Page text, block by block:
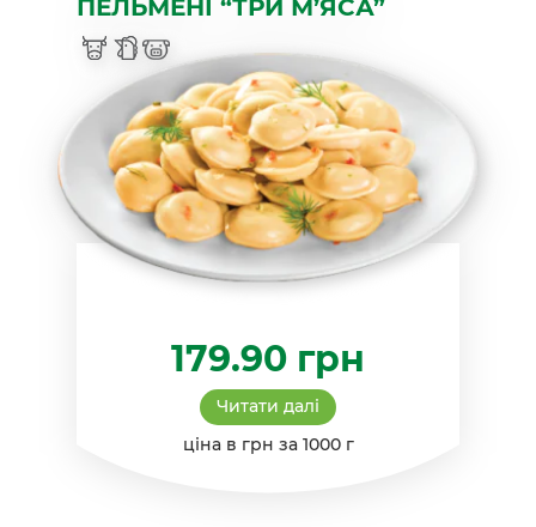
ПЕЛЬМЕНІ “ТРИ М’ЯСА”
179.90 грн
Читати далі
ціна в грн за 1000 г